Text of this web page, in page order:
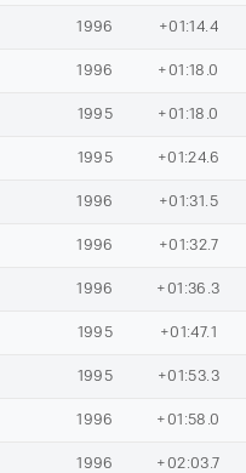
1996 +01:14.4
1996 +01:18.0
1995 +01:18.0
1995 +01:24.6
1996 +01:31.5
1996 +01:32.7
1996 +01:36.3
1995 +01:47.1
1995 +01:53.3
1996 +01:58.0
1996 +02:03.7